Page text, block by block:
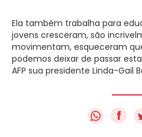
Ela também trabalha para
jovens cresceram, são
movimentam, esqueceram
podemos deixar de passar
AFP sua presidente Linda-Gail
f